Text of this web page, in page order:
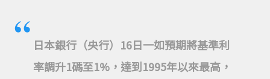
日本銀行（央行）16日一如預期將基準利
率調升1碼至1%，達到1995年以來最高，